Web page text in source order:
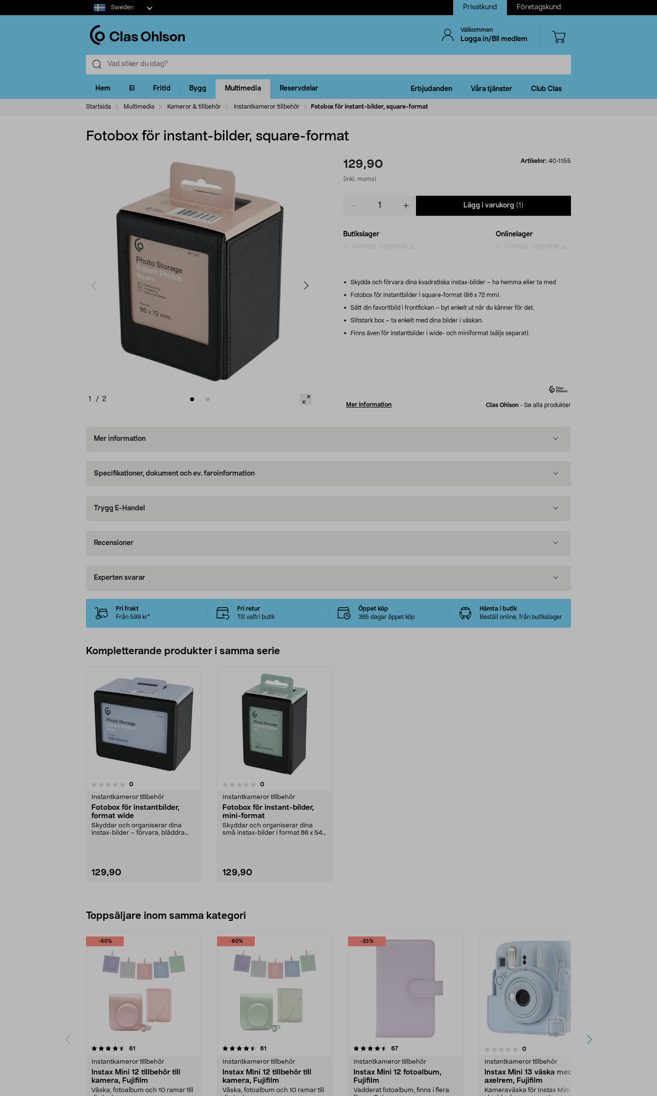
Select
market
Sweden Privatkund Företagskund
Välkommen
Logga in/Bli medlem
Hem El Fritid Bygg Multimedia Reservdelar Erbjudanden Våra tjänster Club Clas
Startsida Multimedia Kameror & tillbehör Instantkameror tillbehör Fotobox för instant-bilder, square-format
Fotobox för instant-bilder, square-format
1 / 2
129,90
(inkl. moms)
Artikelnr: 40-1155
Lägg i varukorg (1)
Butikslager
Onlinelager
Skydda och förvara dina kvadratiska instax-bilder – ha hemma eller ta med
Fotobox för instantbilder i square-format (86 x 72 mm).
Sätt din favoritbild i frontfickan – byt enkelt ut när du känner för det.
Slitstark box – ta enkelt med dina bilder i väskan.
Finns även för instantbilder i wide- och miniformat (säljs separat).
Mer information Clas Ohlson - Se alla produkter
Mer information
Specifikationer, dokument och ev. faroinformation
Trygg E-Handel
Recensioner
Experten svarar
Fri frakt
Från 599 kr*
Fri retur
Till valfri butik
Öppet köp
365 dagar öppet köp
Hämta i butik
Beställ online, från butikslager
Kompletterande produkter i samma serie
0recensioner
Instantkameror tillbehör
Fotobox för instantbilder,
format wide
Skyddar och organiserar dina
instax-bilder – förvara, bläddra
129,90
0.0 av 5 stjärnor 0recensioner
Instantkameror tillbehör
Fotobox för instant-bilder,
mini-format
Skyddar och organiserar dina
små instax-bilder i format 86 x 54
129,90
Toppsäljare inom samma kategori
-60%
61
Instantkameror tillbehör
Instax Mini 12 tillbehör till
kamera, Fujifilm
Väska, fotoalbum och 10 ramar till
-60%
4.5 av 5 stjärnor 61
Instantkameror tillbehör
Instax Mini 12 tillbehör till
kamera, Fujifilm
Väska, fotoalbum och 10 ramar till
-23%
4.5 av 5 stjärnor 67recensioner
Instantkameror tillbehör
Instax Mini 12 fotoalbum,
Fujifilm
Vadderat fotoalbum, finns i flera
0.0 av 5 stjärnor 0recensioner
Instantkameror tillbehör
Instax Mini 13 väska med
axelrem, Fujifilm
Kameraväska för Instax Mini 13 –
4.5 av 5 stjärnor